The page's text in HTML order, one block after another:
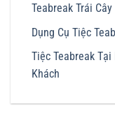
Teabreak Trái
Dụng Cụ Tiệc
Tiệc Teabreak
Khách